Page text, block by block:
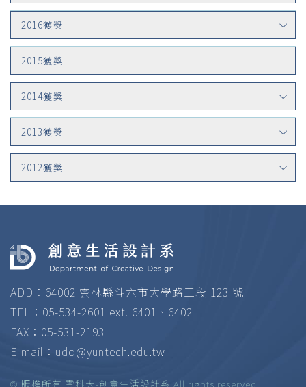
2016獲獎
2015獲獎
2014獲獎
2013獲獎
2012獲獎
ADD：64002 雲林縣斗六市大學路三段 123 號
TEL：05-534-2601 ext. 6401、6402
FAX：05-531-2193
E-mail： udo@yuntech.edu.tw
© 版權所有 雲科大-創意生活設計系 All rights reserved.